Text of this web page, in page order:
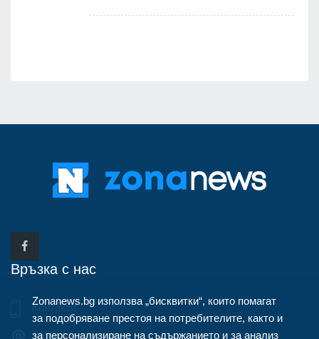
Връзка с нас
Контакти
info@zonanews.bg
Zonanews.bg използва „бисквитки“, които помагат
за подобряване престоя на потребителите, както и
за персонализиране на съдържанието и за анализ